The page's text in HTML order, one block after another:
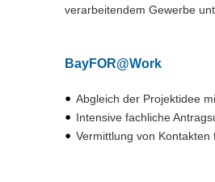
verarbeitendem Gewerbe
BayFOR@Work
Abgleich der Projektidee
Intensive fachliche
Vermittlung von Kontakten